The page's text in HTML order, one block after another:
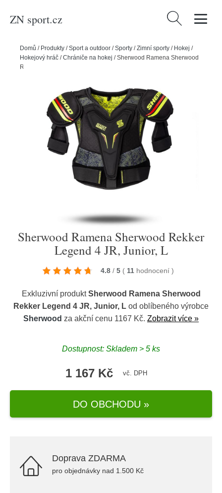
ZN sport.cz Vyhledávání
Domů / Produkty /Sport a outdoor /Sporty /Zimní sporty / Hokej /
Hokejový hráč /Chrániče na hokej /Sherwood Ramena Sherwood
Rekker Legend 4 JR, Junior, L
Sherwood Ramena Sherwood Rekker
Legend 4 JR, Junior, L
4.8 / 5 ( 11 hodnocení )
Exkluzivní produktSherwood Ramena Sherwood
Rekker Legend 4 JR, Junior, L od oblíbeného výrobce
Sherwood za akční cenu 1167 Kč. Zobrazit více »
Dostupnost: Skladem > 5 ks
1 167 Kč vč. DPH
DO OBCHODU »
Doprava ZDARMA
pro objednávky nad 1.500 Kč